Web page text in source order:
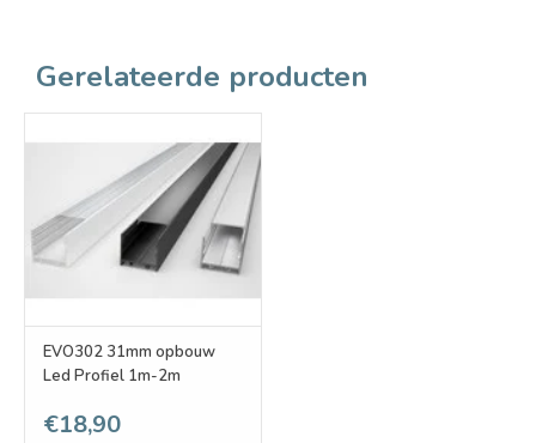
Gerelateerde producten
EVO302 31mm opbouw
Led Profiel 1m-2m
€18,90